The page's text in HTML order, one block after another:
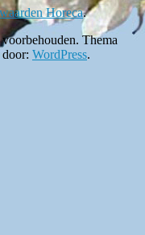
Horeca.
Thema
WordPress.